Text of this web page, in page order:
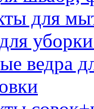
для
ведра